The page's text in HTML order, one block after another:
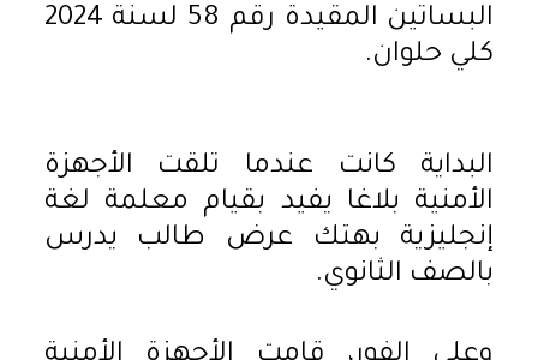
البساتين المقيدة رقم 58 لسنة 2024
كلي حلوان.
البداية كانت عندما تلقت الأجهزة
الأمنية بلاغا يفيد بقيام معلمة لغة
إنجليزية بهتك عرض طالب يدرس
بالصف الثانوي.